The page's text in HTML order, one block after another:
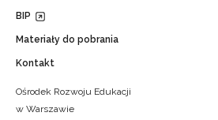
BIP
Materiały do pobrania
Kontakt
Ośrodek Rozwoju Edukacji
w Warszawie